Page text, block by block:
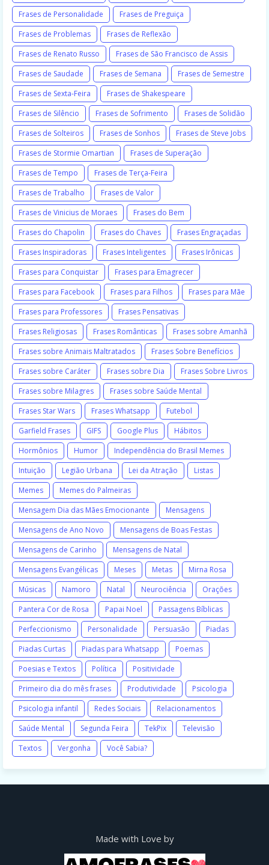
Frases de Personalidade
Frases de Preguiça
Frases de Problemas
Frases de Reflexão
Frases de Renato Russo
Frases de São Francisco de Assis
Frases de Saudade
Frases de Semana
Frases de Semestre
Frases de Sexta-Feira
Frases de Shakespeare
Frases de Silêncio
Frases de Sofrimento
Frases de Solidão
Frases de Solteiros
Frases de Sonhos
Frases de Steve Jobs
Frases de Stormie Omartian
Frases de Superação
Frases de Tempo
Frases de Terça-Feira
Frases de Trabalho
Frases de Valor
Frases de Vinicius de Moraes
Frases do Bem
Frases do Chapolin
Frases do Chaves
Frases Engraçadas
Frases Inspiradoras
Frases Inteligentes
Frases Irônicas
Frases para Conquistar
Frases para Emagrecer
Frases para Facebook
Frases para Filhos
Frases para Mãe
Frases para Professores
Frases Pensativas
Frases Religiosas
Frases Românticas
Frases sobre Amanhã
Frases sobre Animais Maltratados
Frases Sobre Benefícios
Frases sobre Caráter
Frases sobre Dia
Frases Sobre Livros
Frases sobre Milagres
Frases sobre Saúde Mental
Frases Star Wars
Frases Whatsapp
Futebol
Garfield Frases
GIFS Google Plus
Hábitos
Hormônios
Humor
Independência do Brasil Memes
Intuição
Legião Urbana Lei da Atração
Listas
Memes
Memes do Palmeiras
Mensagem Dia das Mães Emocionante
Mensagens
Mensagens de Ano Novo
Mensagens de Boas Festas
Mensagens de Carinho
Mensagens de Natal
Mensagens Evangélicas
Meses Metas
Mirna Rosa
Músicas
Namoro Natal Neurociência
Orações
Pantera Cor de Rosa
Papai Noel
Passagens Bíblicas
Perfeccionismo
Personalidade Persuasão
Piadas
Piadas Curtas
Piadas para Whatsapp
Poemas
Poesias e Textos
Política
Positividade
Primeiro dia do mês frases
Produtividade
Psicologia
Psicologia infantil
Redes Sociais
Relacionamentos
Saúde Mental
Segunda Feira TekPix
Televisão
Textos
Vergonha Você Sabia?
Made with Love by